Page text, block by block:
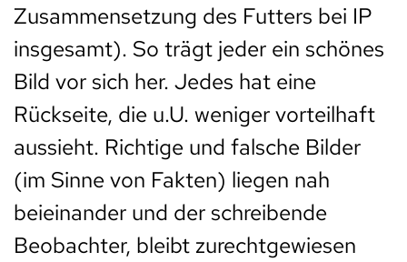
Zusammensetzung des Futters bei IP
insgesamt). So trägt jeder ein schönes
Bild vor sich her. Jedes hat eine
Rückseite, die u.U. weniger vorteilhaft
aussieht. Richtige und falsche Bilder
(im Sinne von Fakten) liegen nah
beieinander und der schreibende
Beobachter, bleibt zurechtgewiesen